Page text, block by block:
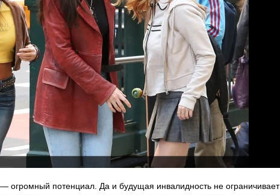
огромный потенциал. Да и будущая инвалидность не ограничивает